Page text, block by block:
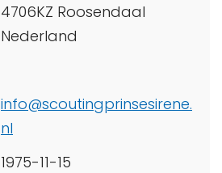
4706KZ Roosendaal
Nederland
info@scoutingprinsesirene.
nl
1975-11-15